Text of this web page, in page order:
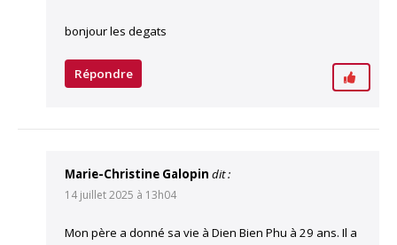
bonjour les degats
Répondre
Marie-Christine Galopin dit :
14 juillet 2025 à 13h04
Mon père a donné sa vie à Dien Bien Phu à 29 ans. Il a